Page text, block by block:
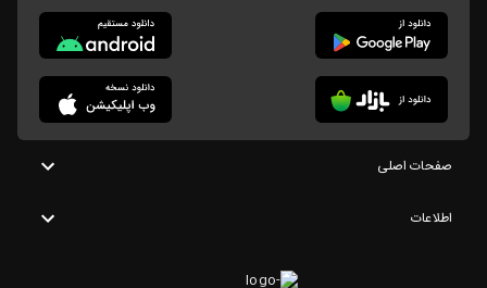
صفحات اصلی
اطلاعات